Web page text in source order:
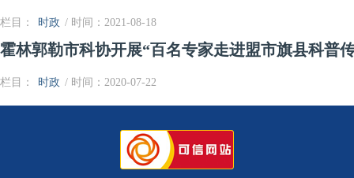
栏目： 时政 / 时间：2021-08-18
霍林郭勒市科协开展“百名专家走进盟市旗县科普
栏目： 时政 / 时间：2020-07-22